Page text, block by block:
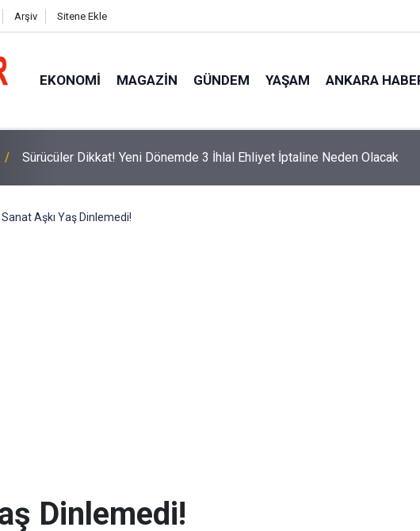
Arşiv Sitene Ekle
EKONOMI MAGAZIN GÜNDEM YAŞAM ANKARA
Sürücüler Dikkat! Yeni Dönemde 3 İhlal Ehliyet İptaline Neden Olacak
Sanat Aşkı Yaş Dinlemedi!
Dinlemedi!